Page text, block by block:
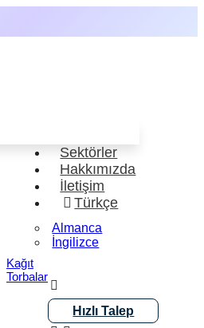
Kağıt
Torbalar
Sektörler
Hakkımızda
İletişim
Türkçe
Almanca
İngilizce
Hızlı Talep